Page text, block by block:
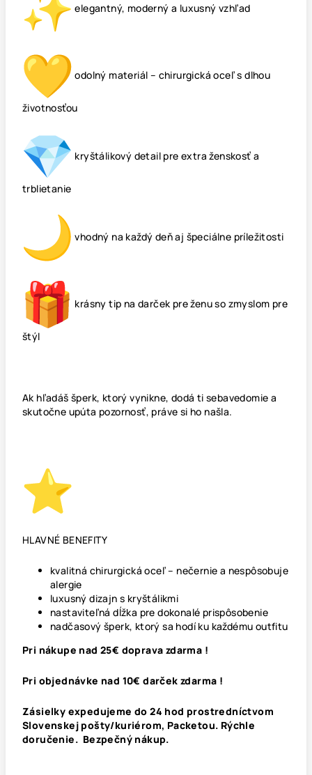
elegantný, moderný a luxusný vzhľad
odolný materiál – chirurgická oceľ s dlhou
životnosťou
kryštálikový detail pre extra ženskosť a
trblietanie
vhodný na každý deň aj špeciálne príležitosti
krásny tip na darček pre ženu so zmyslom pre
štýl
Ak hľadáš šperk, ktorý vynikne, dodá ti sebavedomie a
skutočne upúta pozornosť, práve si ho našla.
HLAVNÉ BENEFITY
kvalitná chirurgická oceľ – nečernie a nespôsobuje
alergie
luxusný dizajn s kryštálikmi
nastaviteľná dĺžka pre dokonalé prispôsobenie
nadčasový šperk, ktorý sa hodí ku každému outfitu
Pri nákupe nad 25€ doprava zdarma !
Pri objednávke nad 10€ darček zdarma !
Zásielky expedujeme do 24 hod prostredníctvom
Slovenskej pošty/kuriérom, Packetou. Rýchle
doručenie. Bezpečný nákup.